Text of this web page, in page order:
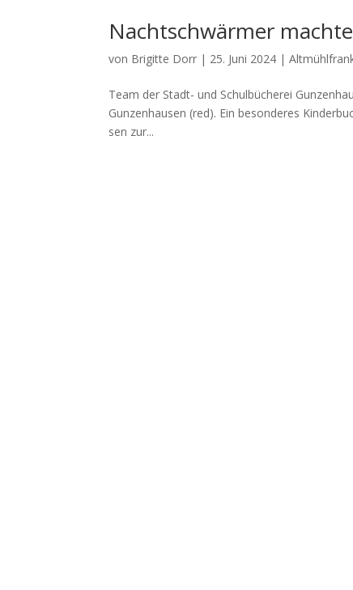
Nachtschwärmer
von Brigitte Dorr | 25. Juni 2024 |
Team der Stadt- und Schul­bü­che­rei
Gun­zen­hau­sen (red). Ein beson­de­res
sen zur...